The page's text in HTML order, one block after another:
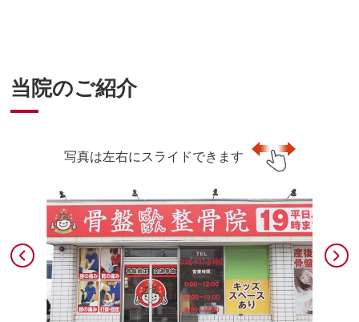
当院のご紹介
写真は左右にスライドできます